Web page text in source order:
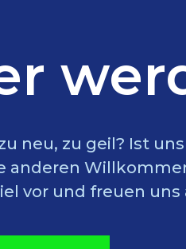
neu, zu geil? Ist
anderen
vor und freuen uns